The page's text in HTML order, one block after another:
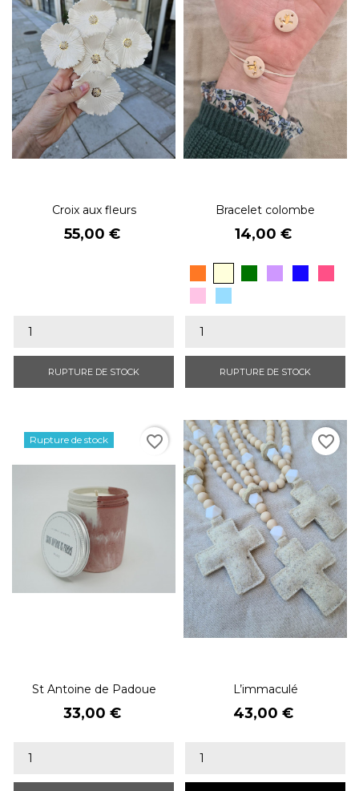
Croix aux fleurs
Prix
55,00 €
RUPTURE DE STOCK
Bracelet colombe
Prix
14,00 €
BEIGE
olive
roi
fluo
clair clair
RUPTURE DE STOCK
St Antoine de Padoue
Prix
33,00 €
Rupture de stock favorite_border
L’immaculé
Prix
43,00 €
favorite_border